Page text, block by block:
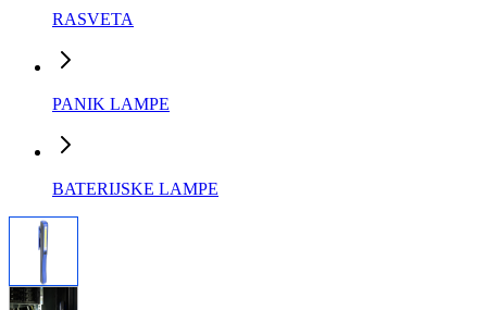
RASVETA
PANIK LAMPE
BATERIJSKE LAMPE